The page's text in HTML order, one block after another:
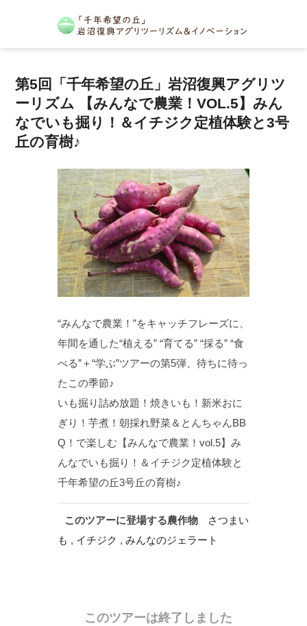
第5回「千年希望の丘」岩沼復興アグリツ
ーリズム 【みんなで農業！VOL.5】みん
なでいも掘り！＆イチジク定植体験と3号
丘の育樹♪
“みんなで農業！”をキャッチフレーズに、
年間を通した“植える” “育てる” “採る” “食
べる”＋“学ぶ”ツアーの第5弾、待ちに待っ
たこの季節♪
いも掘り詰め放題！焼きいも！新米おに
ぎり！芋煮！朝採れ野菜＆とんちゃんBB
Q！で楽しむ【みんなで農業！vol.5】み
んなでいも掘り！＆イチジク定植体験と
千年希望の丘3号丘の育樹♪
このツアーに登場する農作物
さつまい
も , イチジク , みんなのジェラート
このツアーは終了しました